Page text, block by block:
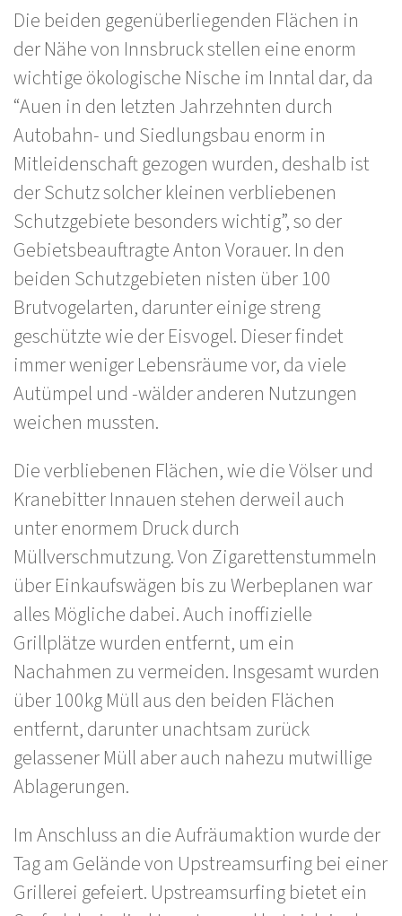
Die beiden gegenüberliegenden Flächen in
der Nähe von Innsbruck stellen eine enorm
wichtige ökologische Nische im Inntal dar, da
“Auen in den letzten Jahrzehnten durch
Autobahn- und Siedlungsbau enorm in
Mitleidenschaft gezogen wurden, deshalb ist
der Schutz solcher kleinen verbliebenen
Schutzgebiete besonders wichtig”, so der
Gebietsbeauftragte Anton Vorauer. In den
beiden Schutzgebieten nisten über 100
Brutvogelarten, darunter einige streng
geschützte wie der Eisvogel. Dieser findet
immer weniger Lebensräume vor, da viele
Autümpel und -wälder anderen Nutzungen
weichen mussten.
Die verbliebenen Flächen, wie die Völser und
Kranebitter Innauen stehen derweil auch
unter enormem Druck durch
Müllverschmutzung. Von Zigarettenstummeln
über Einkaufswägen bis zu Werbeplanen war
alles Mögliche dabei. Auch inoffizielle
Grillplätze wurden entfernt, um ein
Nachahmen zu vermeiden. Insgesamt wurden
über 100kg Müll aus den beiden Flächen
entfernt, darunter unachtsam zurück
gelassener Müll aber auch nahezu mutwillige
Ablagerungen.
Im Anschluss an die Aufräumaktion wurde der
Tag am Gelände von Upstreamsurfing bei einer
Grillerei gefeiert. Upstreamsurfing bietet ein